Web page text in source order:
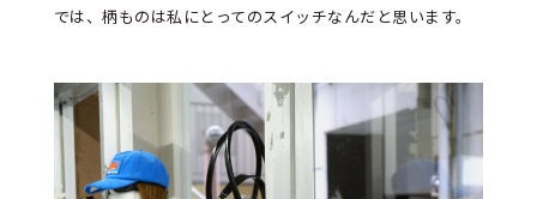
では、柄ものは私にとってのスイッチなんだと思います。